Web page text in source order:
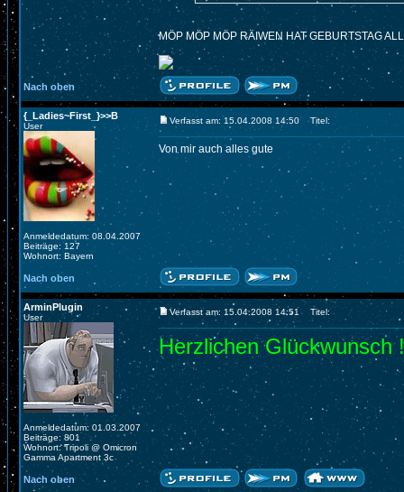
MÖP MÖP MÖP RÄIWEN HAT GEBURTSTAG
Nach oben
{_Ladies~First_}>>B
User
Anmeldedatum: 08.04.2007
Beiträge: 127
Wohnort: Bayern
Verfasst am: 15.04.2008 14:50 Titel:
Von mir auch alles gute
Nach oben
ArminPlugin
User
Anmeldedatum: 01.03.2007
Beiträge: 801
Wohnort: Tripoli @ Omicron
Gamma Apartment 3c
Verfasst am: 15.04.2008 14:51 Titel:
Herzlichen Glückwunsch
Nach oben